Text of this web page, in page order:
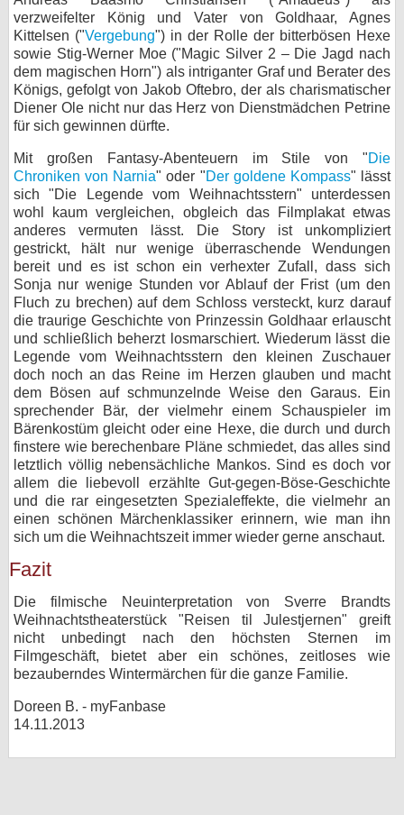
verzweifelter König und Vater von Goldhaar, Agnes
Kittelsen ("Vergebung") in der Rolle der bitterbösen Hexe
sowie Stig-Werner Moe ("Magic Silver 2 – Die Jagd nach
dem magischen Horn") als intriganter Graf und Berater des
Königs, gefolgt von Jakob Oftebro, der als charismatischer
Diener Ole nicht nur das Herz von Dienstmädchen Petrine
für sich gewinnen dürfte.
Mit großen Fantasy-Abenteuern im Stile von "Die
Chroniken von Narnia" oder "Der goldene Kompass" lässt
sich "Die Legende vom Weihnachtsstern" unterdessen
wohl kaum vergleichen, obgleich das Filmplakat etwas
anderes vermuten lässt. Die Story ist unkompliziert
gestrickt, hält nur wenige überraschende Wendungen
bereit und es ist schon ein verhexter Zufall, dass sich
Sonja nur wenige Stunden vor Ablauf der Frist (um den
Fluch zu brechen) auf dem Schloss versteckt, kurz darauf
die traurige Geschichte von Prinzessin Goldhaar erlauscht
und schließlich beherzt losmarschiert. Wiederum lässt die
Legende vom Weihnachtsstern den kleinen Zuschauer
doch noch an das Reine im Herzen glauben und macht
dem Bösen auf schmunzelnde Weise den Garaus. Ein
sprechender Bär, der vielmehr einem Schauspieler im
Bärenkostüm gleicht oder eine Hexe, die durch und durch
finstere wie berechenbare Pläne schmiedet, das alles sind
letztlich völlig nebensächliche Mankos. Sind es doch vor
allem die liebevoll erzählte Gut-gegen-Böse-Geschichte
und die rar eingesetzten Spezialeffekte, die vielmehr an
einen schönen Märchenklassiker erinnern, wie man ihn
sich um die Weihnachtszeit immer wieder gerne anschaut.
Fazit
Die filmische Neuinterpretation von Sverre Brandts
Weihnachtstheaterstück "Reisen til Julestjernen" greift
nicht unbedingt nach den höchsten Sternen im
Filmgeschäft, bietet aber ein schönes, zeitloses wie
bezauberndes Wintermärchen für die ganze Familie.
Doreen B. - myFanbase
14.11.2013